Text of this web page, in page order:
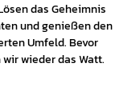
das Geheimnis
und genießen den
Umfeld. Bevor
wieder das Watt.